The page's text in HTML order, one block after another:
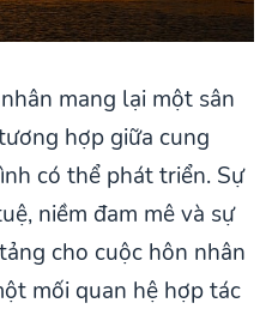
mang lại một sân
hợp giữa cung
có thể phát triển. Sự
niềm đam mê và sự
cho cuộc hôn nhân
mối quan hệ hợp tác